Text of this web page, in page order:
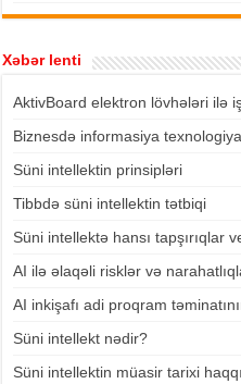
Xəbər lenti
AktivBoard elektron lövhələri ilə
Biznesdə informasiya
Süni intellektin prinsipləri
Tibbdə süni intellektin tətbiqi
Süni intellektə hansı tapşırıqlar
AI ilə əlaqəli risklər və
AI inkişafı adi proqram
Süni intellekt nədir?
Süni intellektin müasir tarixi